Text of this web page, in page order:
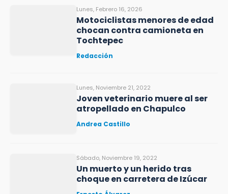
Lunes, Febrero 16, 2026
Motociclistas menores de edad
chocan contra camioneta en
Tochtepec
Redacción
Lunes, Noviembre 21, 2022
Joven veterinario muere al ser
atropellado en Chapulco
Andrea Castillo
Sábado, Noviembre 19, 2022
Un muerto y un herido tras
choque en carretera de Izúcar